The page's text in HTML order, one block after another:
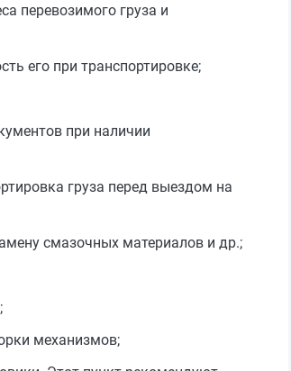
перевозимого груза и
его при транспортировке;
при наличии
груза перед выездом на
смазочных материалов и др.;
механизмов;